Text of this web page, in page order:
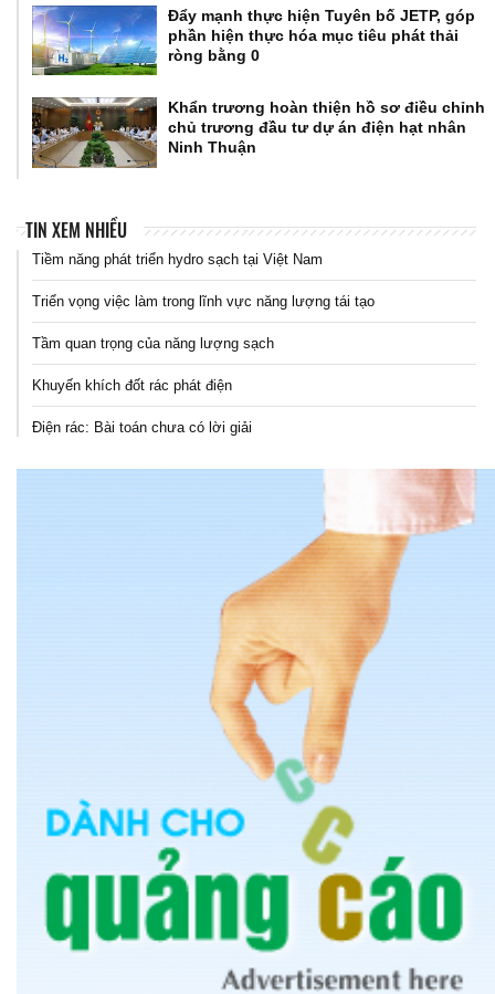
Đẩy mạnh thực hiện Tuyên bố JETP, góp
phần hiện thực hóa mục tiêu phát thải
ròng bằng 0
Khẩn trương hoàn thiện hồ sơ điều chỉnh
chủ trương đầu tư dự án điện hạt nhân
Ninh Thuận
TIN XEM NHIỀU
Tiềm năng phát triển hydro sạch tại Việt Nam
Triển vọng việc làm trong lĩnh vực năng lượng tái tạo
Tầm quan trọng của năng lượng sạch
Khuyến khích đốt rác phát điện
Điện rác: Bài toán chưa có lời giải